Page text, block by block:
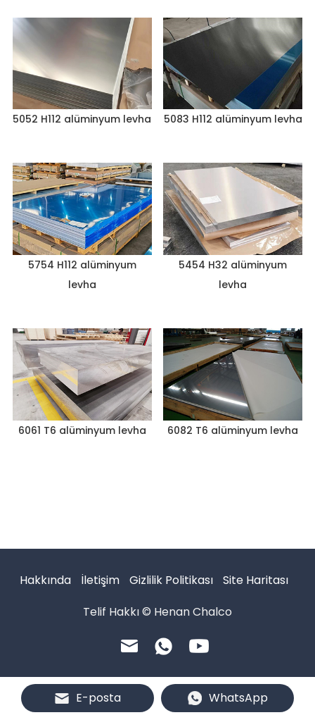
5052 H112 alüminyum levha 5083 H112 alüminyum levha
5754 H112 alüminyum
levha
5454 H32 alüminyum
levha
6061 T6 alüminyum levha 6082 T6 alüminyum levha
Hakkında İletişim Gizlilik Politikası
Site Haritası
Telif Hakkı © Henan Chalco
E-posta WhatsApp